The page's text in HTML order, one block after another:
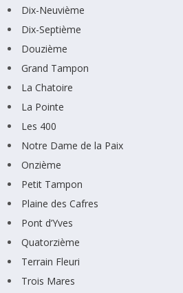
Dix-Neuvième
Dix-Septième
Douzième
Grand Tampon
La Chatoire
La Pointe
Les 400
Notre Dame de la Paix
Onzième
Petit Tampon
Plaine des Cafres
Pont d’Yves
Quatorzième
Terrain Fleuri
Trois Mares